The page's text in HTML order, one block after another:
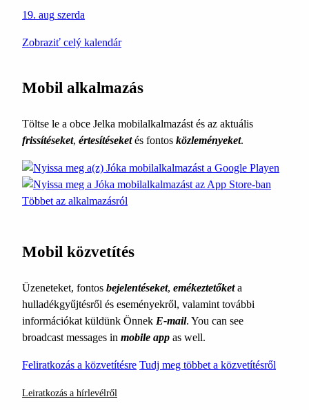
19. aug szerda
Zobraziť celý kalendár
Mobil alkalmazás
Töltse le a obce Jelka mobilalkalmazást és az aktuális
frissítéseket, értesítéseketés fontos közleményeket.
Többet az alkalmazásról
Mobil közvetítés
Üzeneteket, fontos bejelentéseket, emékeztetőketa
hulladékgyűjtésről és eseményekről, valamint további
információkat küldünk Önnek E-mail. You can see
broadcast messages in mobile app as well.
Feliratkozás a közvetítésre Tudj meg többet a közvetítésről
Leiratkozás a hírlevélről